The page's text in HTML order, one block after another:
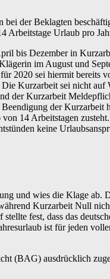
der Beklagten
Arbeitstage Urlaub pro
bis Dezember in
im August und
2020 sei hiermit bereits
Kurzarbeit sei nicht auf
der Kurzarbeit
der
14 Arbeitstagen
keine
und wies die Klage ab.
Kurzarbeit Null
fest, dass das
ist für jeden
(BAG) ausdrücklich